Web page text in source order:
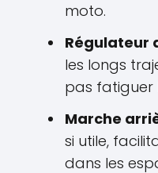
moto.
Régulateur
les longs
pas fatiguer
Marche
si utile,
dans les